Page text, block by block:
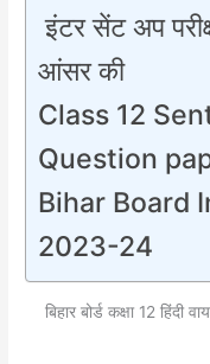
इंटर सेंट अप
आंसर की
Class 12
Question
Bihar Board
2023-24
बिहार बोर्ड कक्षा 12